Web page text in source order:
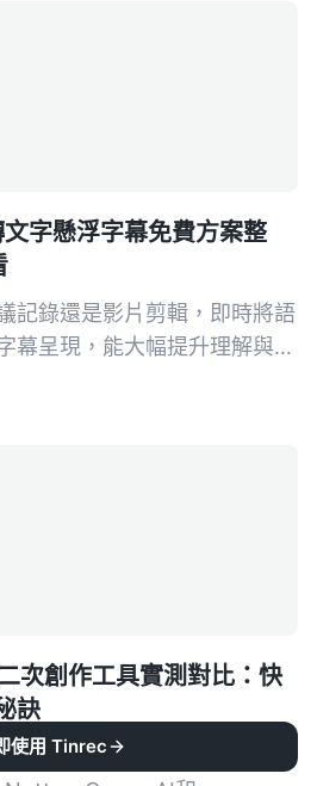
字懸浮字幕免費方案整
記錄還是影片剪輯，即時將語
幕呈現，能大幅提升理解與複
次創作工具實測對比：快
訣
綱真的可行？我實測了
使用 Tinrec